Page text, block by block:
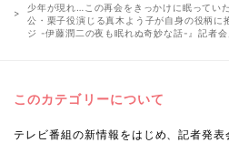
少年が現れ…この再会をきっかけに眠ってい
公・栗子役演じる真木よう子が自身の役柄
ジ -伊藤潤二の夜も眠れぬ奇妙な話-』記者会
このカテゴリーについて
テレビ番組の新情報をはじめ、記者発